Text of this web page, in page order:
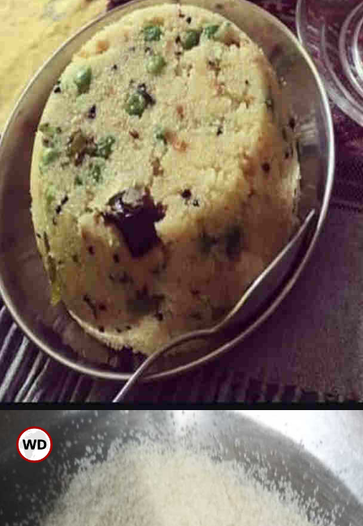
ಉಪ್ಪಿಟ್ಟಿಗೆ ಅತಿಯಾಗಿ ನೀರು ಹಾಕಿ
ಬೇಯಿಸಿದರೆ ಅದರ ಸ್ವಾದವಿರದು